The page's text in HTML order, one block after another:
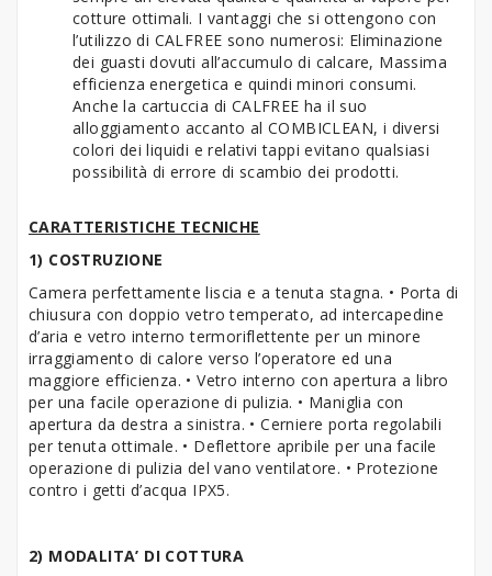
cotture ottimali. I vantaggi che si ottengono con
l’utilizzo di CALFREE sono numerosi: Eliminazione
dei guasti dovuti all’accumulo di calcare, Massima
efficienza energetica e quindi minori consumi.
Anche la cartuccia di CALFREE ha il suo
alloggiamento accanto al COMBICLEAN, i diversi
colori dei liquidi e relativi tappi evitano qualsiasi
possibilità di errore di scambio dei prodotti.
CARATTERISTICHE TECNICHE
1) COSTRUZIONE
Camera perfettamente liscia e a tenuta stagna. • Porta di
chiusura con doppio vetro temperato, ad intercapedine
d’aria e vetro interno termoriflettente per un minore
irraggiamento di calore verso l’operatore ed una
maggiore efficienza. • Vetro interno con apertura a libro
per una facile operazione di pulizia. • Maniglia con
apertura da destra a sinistra. • Cerniere porta regolabili
per tenuta ottimale. • Deflettore apribile per una facile
operazione di pulizia del vano ventilatore. • Protezione
contro i getti d’acqua IPX5.
2) MODALITA’ DI COTTURA